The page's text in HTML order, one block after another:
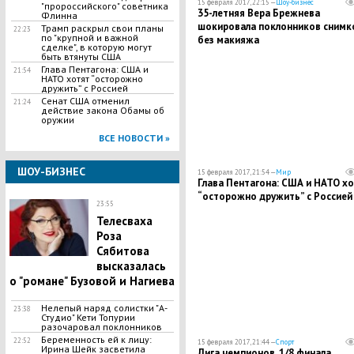
"пророссийского" советника
Флинна
22:23
Трамп раскрыл свои планы
по "крупной и важной
сделке", в которую могут
быть втянуты США
21:54
Глава Пентагона: США и
НАТО хотят “осторожно
дружить” с Россией
21:24
Сенат США отменил
действие закона Обамы об
оружии
ВСЕ НОВОСТИ »
ШОУ-БИЗНЕС
23:55
Телесваха
Роза
Сябитова
высказалась
о "романе" Бузовой и Нагиева
23:38
Нелепый наряд солистки "А-
Студио" Кети Топурии
разочаровал поклонников
22:52
Беременность ей к лицу:
Ирина Шейк засветила
35-летняя Вера Брежнева
шокировала поклонников
без макияжа
15 февраля 2017, 21:54 —Мир
Глава Пентагона: США и НАТО
“осторожно дружить” с Россией
15 февраля 2017, 21:44 —Спорт